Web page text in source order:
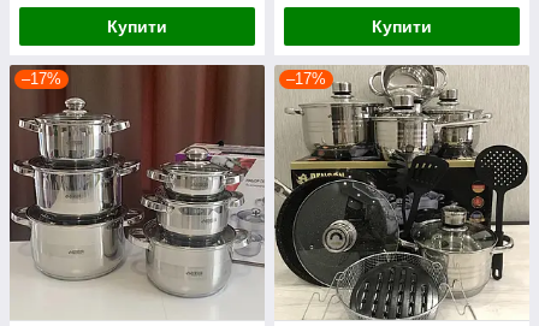
Купити Купити
–17% –17%